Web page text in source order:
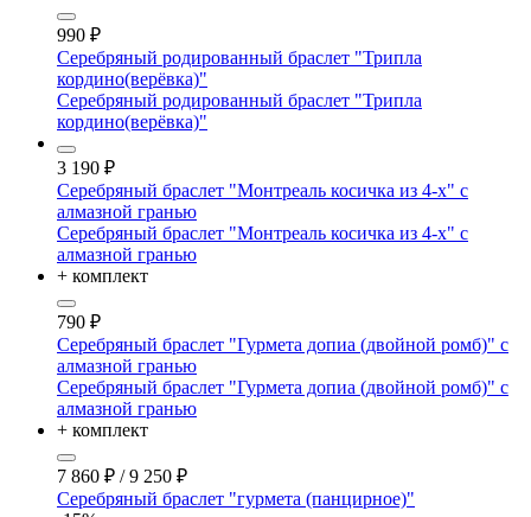
990 ₽
Серебряный родированный браслет "Трипла
кордино(верёвка)"
Серебряный родированный браслет "Трипла
кордино(верёвка)"
3 190 ₽
Серебряный браслет "Монтреаль косичка из 4-х" с
алмазной гранью
Серебряный браслет "Монтреаль косичка из 4-х" с
алмазной гранью
+ комплект
790 ₽
Серебряный браслет "Гурмета допиа (двойной ромб)" с
алмазной гранью
Серебряный браслет "Гурмета допиа (двойной ромб)" с
алмазной гранью
+ комплект
7 860 ₽ / 9 250 ₽
Серебряный браслет "гурмета (панцирное)"